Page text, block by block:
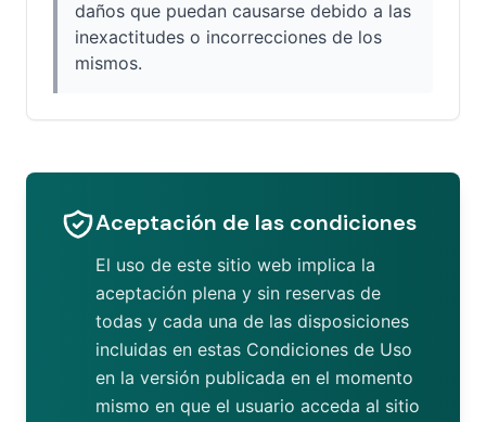
daños que puedan causarse debido a las
inexactitudes o incorrecciones de los
mismos.
Aceptación de las condiciones
El uso de este sitio web implica la
aceptación plena y sin reservas de
todas y cada una de las disposiciones
incluidas en estas Condiciones de Uso
en la versión publicada en el momento
mismo en que el usuario acceda al sitio